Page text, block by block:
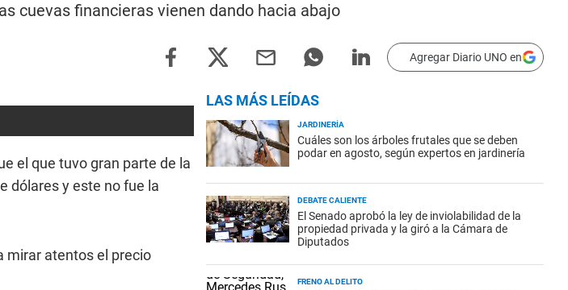
cuevas financieras vienen dando hacia abajo
Agregar Diario UNO en
el que tuvo gran parte de la
dólares y este no fue la
mirar atentos el precio
LAS MÁS LEÍDAS
JARDINERÍA
Cuáles son los árboles frutales que se deben
podar en agosto, según expertos en jardinería
DEBATE CALIENTE
El Senado aprobó la ley de inviolabilidad de la
propiedad privada y la giró a la Cámara de
Diputados
FRENO AL DELITO